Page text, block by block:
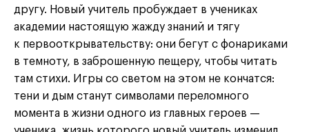
другу. Новый учитель пробуждает в учениках
академии настоящую жажду знаний и тягу
к первооткрывательству: они бегут с фонариками
в темноту, в заброшенную пещеру, чтобы читать
там стихи. Игры со светом на этом не кончатся:
тени и дым станут символами переломного
момента в жизни одного из главных героев —